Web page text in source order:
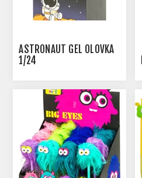
ASTRONAUT GEL OLOVKA
1/24